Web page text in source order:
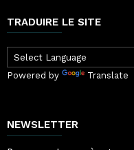
TRADUIRE LE SITE
Powered by Translate
NEWSLETTER